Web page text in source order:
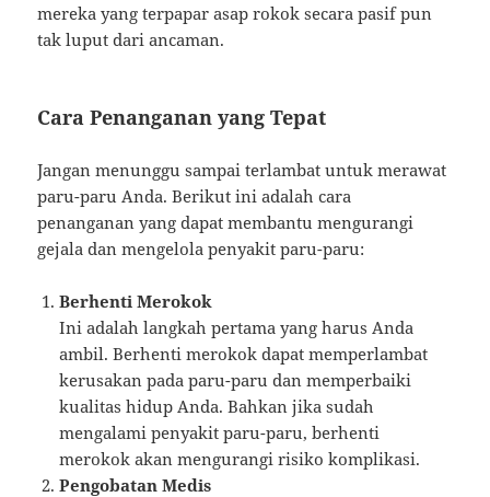
mereka yang terpapar asap rokok secara pasif pun
tak luput dari ancaman.
Cara Penanganan yang Tepat
Jangan menunggu sampai terlambat untuk merawat
paru-paru Anda. Berikut ini adalah cara
penanganan yang dapat membantu mengurangi
gejala dan mengelola penyakit paru-paru:
Berhenti Merokok
Ini adalah langkah pertama yang harus Anda
ambil. Berhenti merokok dapat memperlambat
kerusakan pada paru-paru dan memperbaiki
kualitas hidup Anda. Bahkan jika sudah
mengalami penyakit paru-paru, berhenti
merokok akan mengurangi risiko komplikasi.
Pengobatan Medis